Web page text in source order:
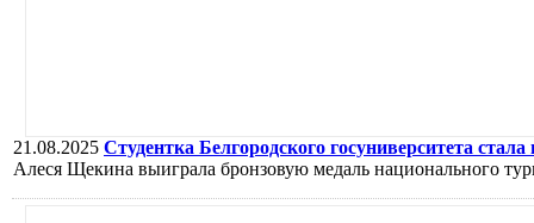
21.08.2025 Студентка Белгородского госуниверситета
Алеся Щекина выиграла бронзовую медаль национального